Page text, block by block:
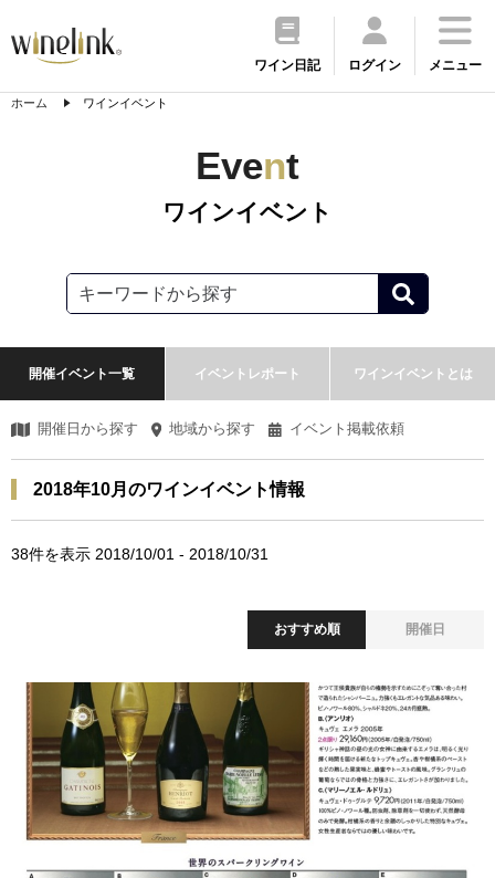
ワイン日記 ログイン メニュー
ホーム ワインイベント
Event
ワインイベント
開催イベント一覧 イベントレポート ワインイベントとは
開催日から探す 地域から探す イベント掲載依頼
2018年10月のワインイベント情報
38件を表示 2018/10/01 - 2018/10/31
開催日
おすすめ順